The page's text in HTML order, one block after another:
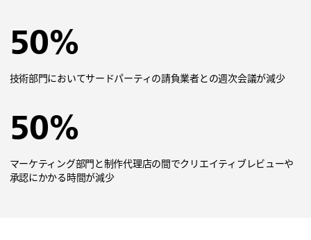
50%
技術部門においてサードパーティの請負業者との週次会議が減少
50%
マーケティング部門と制作代理店の間でクリエイティブレビューや
承認にかかる時間が減少